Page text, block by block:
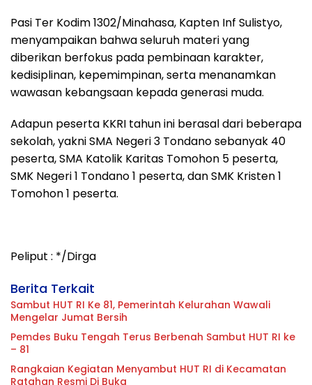
Pasi Ter Kodim 1302/Minahasa, Kapten Inf Sulistyo,
menyampaikan bahwa seluruh materi yang
diberikan berfokus pada pembinaan karakter,
kedisiplinan, kepemimpinan, serta menanamkan
wawasan kebangsaan kepada generasi muda.
Adapun peserta KKRI tahun ini berasal dari beberapa
sekolah, yakni SMA Negeri 3 Tondano sebanyak 40
peserta, SMA Katolik Karitas Tomohon 5 peserta,
SMK Negeri 1 Tondano 1 peserta, dan SMK Kristen 1
Tomohon 1 peserta.
Peliput : */Dirga
Berita Terkait
Sambut HUT RI Ke 81, Pemerintah Kelurahan Wawali
Mengelar Jumat Bersih
Pemdes Buku Tengah Terus Berbenah Sambut HUT RI ke
– 81
Rangkaian Kegiatan Menyambut HUT RI di Kecamatan
Ratahan Resmi Di Buka